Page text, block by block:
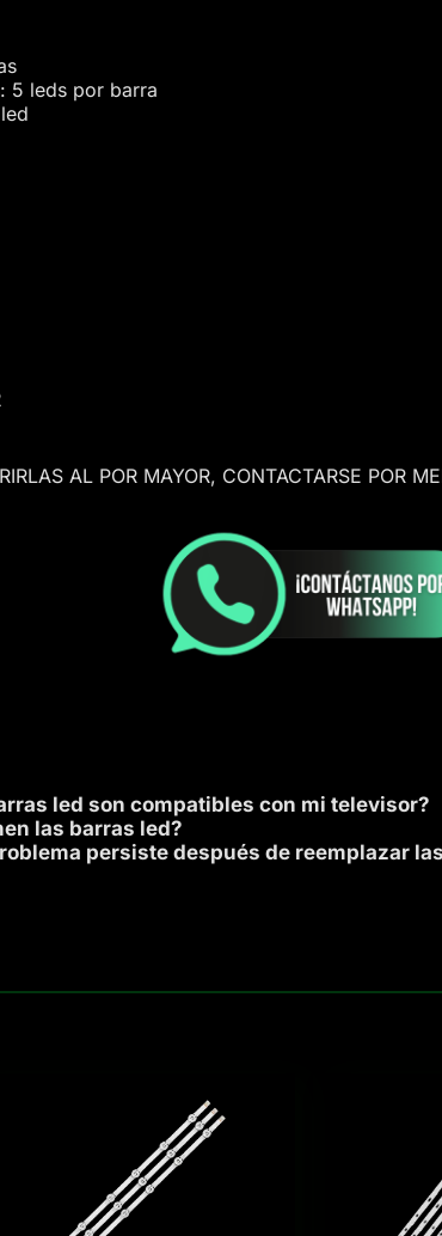
5 leds por barra
AL POR MAYOR, CONTACTARSE POR
led son compatibles con mi televisor?
las barras led?
persiste después de reemplazar